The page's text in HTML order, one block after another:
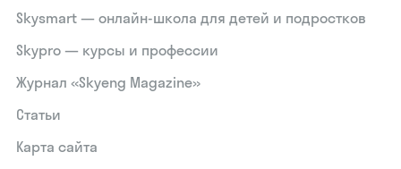
Skysmart — онлайн-школа для детей и подростков
Skypro — курсы и профессии
Журнал «Skyeng Magazine»
Статьи
Карта сайта